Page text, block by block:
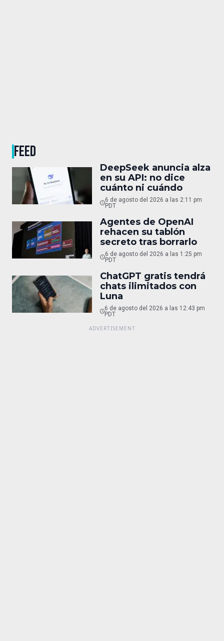
FEED
DeepSeek anuncia alza
en su API: no dice
cuánto ni cuándo
6 de agosto del 2026 a las 2:11 pm
PDT
Agentes de OpenAI
rehacen su tablón
secreto tras borrarlo
6 de agosto del 2026 a las 1:25 pm
PDT
ChatGPT gratis tendrá
chats ilimitados con
Luna
6 de agosto del 2026 a las 12:43 pm
PDT